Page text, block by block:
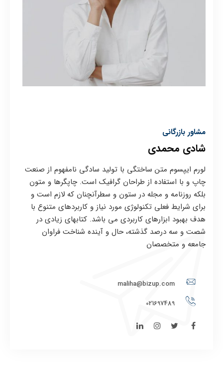
مشاور بازرگانی
شادی محمدی
لورم ایپسوم متن ساختگی با تولید سادگی نامفهوم از صنعت
چاپ و با استفاده از طراحان گرافیک است. چاپگرها و متون
بلکه روزنامه و مجله در ستون و سطرآنچنان که لازم است و
برای شرایط فعلی تکنولوژی مورد نیاز و کاربردهای متنوع با
هدف بهبود ابزارهای کاربردی می باشد. کتابهای زیادی در
شصت و سه درصد گذشته، حال و آینده شناخت فراوان
جامعه و متخصصان
maliha@bizup.com